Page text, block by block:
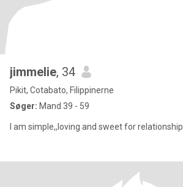
jimmelie, 34
Pikit, Cotabato, Filippinerne
Søger: Mand 39 - 59
I am simple,,loving and sweet for relationship.